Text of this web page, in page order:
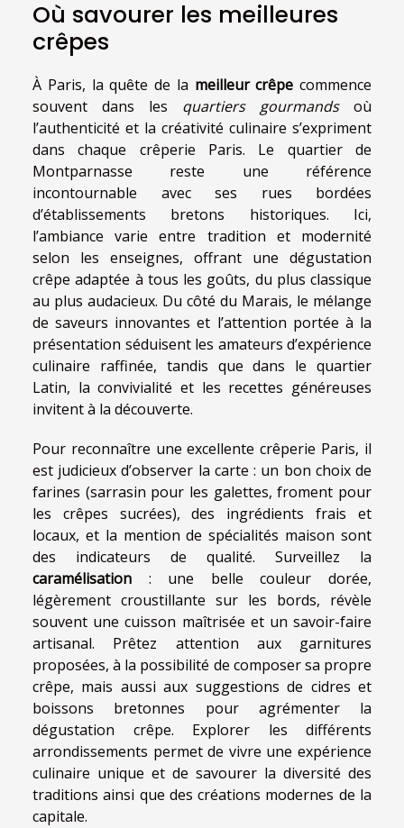
Où savourer les meilleures
crêpes
À Paris, la quête de la meilleur crêpe commence
souvent dans les quartiers gourmandsoù
l’authenticité et la créativité culinaire s’expriment
dans chaque crêperie Paris. Le quartier de
Montparnasse reste une référence
incontournable avec ses rues bordées
d’établissements bretons historiques. Ici,
l’ambiance varie entre tradition et modernité
selon les enseignes, offrant une dégustation
crêpe adaptée à tous les goûts, du plus classique
au plus audacieux. Du côté du Marais, le mélange
de saveurs innovantes et l’attention portée à la
présentation séduisent les amateurs d’expérience
culinaire raffinée, tandis que dans le quartier
Latin, la convivialité et les recettes généreuses
invitent à la découverte.
Pour reconnaître une excellente crêperie Paris, il
est judicieux d’observer la carte : un bon choix de
farines (sarrasin pour les galettes, froment pour
les crêpes sucrées), des ingrédients frais et
locaux, et la mention de spécialités maison sont
des indicateurs de qualité. Surveillez la
caramélisation : une belle couleur dorée,
légèrement croustillante sur les bords, révèle
souvent une cuisson maîtrisée et un savoir-faire
artisanal. Prêtez attention aux garnitures
proposées, à la possibilité de composer sa propre
crêpe, mais aussi aux suggestions de cidres et
boissons bretonnes pour agrémenter la
dégustation crêpe. Explorer les différents
arrondissements permet de vivre une expérience
culinaire unique et de savourer la diversité des
traditions ainsi que des créations modernes de la
capitale.